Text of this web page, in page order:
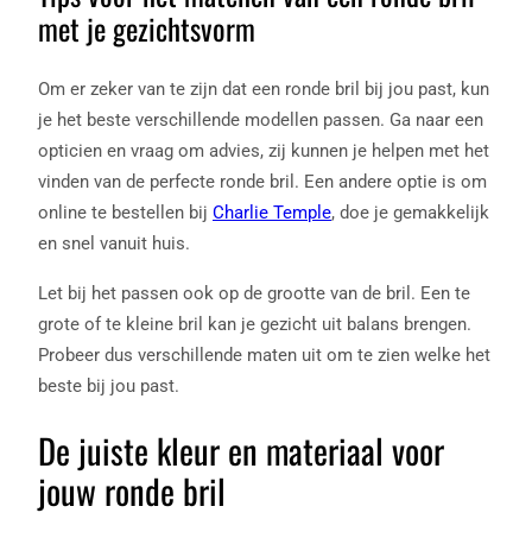
met je gezichtsvorm
Om er zeker van te zijn dat een ronde bril bij jou past, kun
je het beste verschillende modellen passen. Ga naar een
opticien en vraag om advies, zij kunnen je helpen met het
vinden van de perfecte ronde bril. Een andere optie is om
online te bestellen bij Charlie Temple, doe je gemakkelijk
en snel vanuit huis.
Let bij het passen ook op de grootte van de bril. Een te
grote of te kleine bril kan je gezicht uit balans brengen.
Probeer dus verschillende maten uit om te zien welke het
beste bij jou past.
De juiste kleur en materiaal voor
jouw ronde bril